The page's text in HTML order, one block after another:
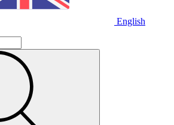
English